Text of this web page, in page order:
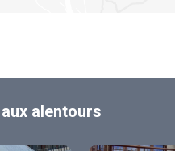
alentours